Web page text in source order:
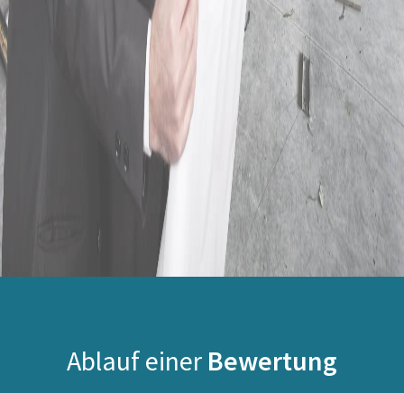
Ablauf einer Bewertung